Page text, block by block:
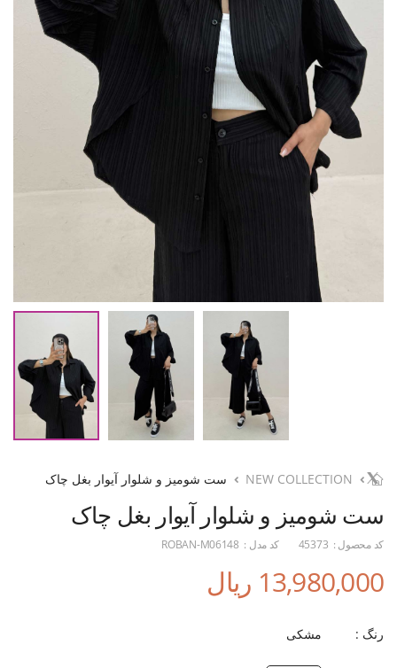
NEW COLLECTION ست شومیز و شلوار آیوار بغل چاک
ست شومیز و شلوار آیوار بغل چاک
کد محصول : 45373 کد مدل : ROBAN-M06148
13,980,000 ریال
رنگ : مشکی